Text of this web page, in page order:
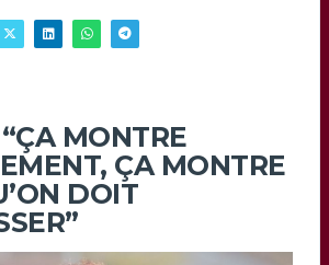
MONTRE
ÇA MONTRE
DOIT